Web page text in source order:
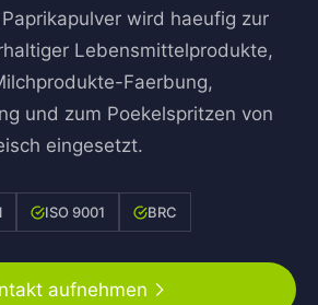
wird haeufig zur
Lebensmittelprodukte,
Faerbung,
und zum Poekelspritzen von
eingesetzt.
ISO 9001 BRC
aufnehmen